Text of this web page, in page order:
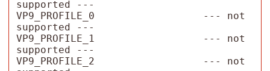
supported ---
VP9_PROFILE_0                  --- not
supported ---
VP9_PROFILE_1                  --- not
supported ---
VP9_PROFILE_2                  --- not